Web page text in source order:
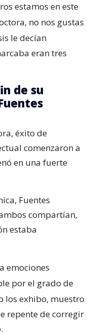
estamos en este
no nos gustas
le decían
eran tres
de su
éxito de
comenzaron a
en una fuerte
Fuentes
compartían,
estaba
emociones
por el grado de
los exhibo, muestro
repente de corregir